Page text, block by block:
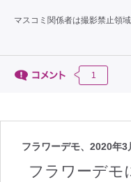
マスコミ関係者は撮影禁止領
1
フラワーデモ、2020年3
フラワーデモ